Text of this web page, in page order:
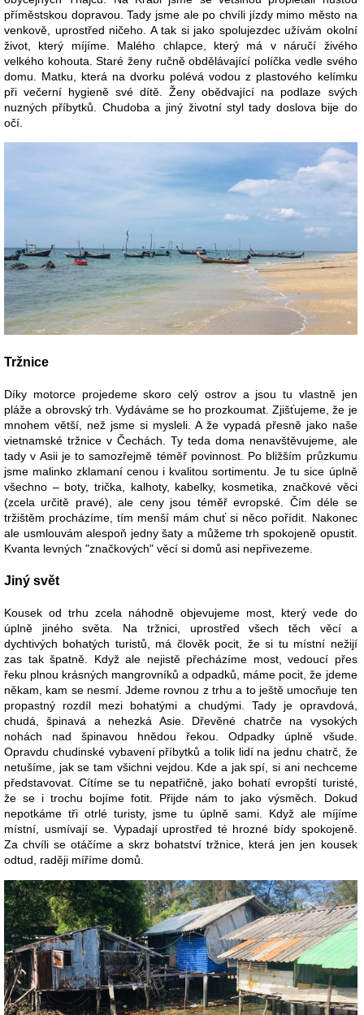
příměstskou dopravou. Tady jsme ale po chvíli jízdy mimo město na
venkově, uprostřed ničeho. A tak si jako spolujezdec užívám okolní
život, který míjíme. Malého chlapce, který má v náručí živého
velkého kohouta. Staré ženy ručně obdělávající políčka vedle svého
domu. Matku, která na dvorku polévá vodou z plastového kelímku
při večerní hygieně své dítě. Ženy obědvající na podlaze svých
nuzných příbytků. Chudoba a jiný životní styl tady doslova bije do
očí.
Tržnice
Díky motorce projedeme skoro celý ostrov a jsou tu vlastně jen
pláže a obrovský trh. Vydáváme se ho prozkoumat. Zjišťujeme, že je
mnohem větší, než jsme si mysleli. A že vypadá přesně jako naše
vietnamské tržnice v Čechách. Ty teda doma nenavštěvujeme, ale
tady v Asii je to samozřejmě téměř povinnost. Po bližším průzkumu
jsme malinko zklamaní cenou i kvalitou sortimentu. Je tu sice úplně
všechno – boty, trička, kalhoty, kabelky, kosmetika, značkové věci
(zcela určitě pravé), ale ceny jsou téměř evropské. Čím déle se
tržištěm procházíme, tím menší mám chuť si něco pořídit. Nakonec
ale usmlouvám alespoň jedny šaty a můžeme trh spokojeně opustit.
Kvanta levných "značkových" věcí si domů asi nepřivezeme.
Jiný svět
Kousek od trhu zcela náhodně objevujeme most, který vede do
úplně jiného světa. Na tržnici, uprostřed všech těch věcí a
dychtivých bohatých turistů, má člověk pocit, že si tu místní nežijí
zas tak špatně. Když ale nejistě přecházíme most, vedoucí přes
řeku plnou krásných mangrovníků a odpadků, máme pocit, že jdeme
někam, kam se nesmí. Jdeme rovnou z trhu a to ještě umocňuje ten
propastný rozdíl mezi bohatými a chudými. Tady je opravdová,
chudá, špinavá a nehezká Asie. Dřevěné chatrče na vysokých
nohách nad špinavou hnědou řekou. Odpadky úplně všude.
Opravdu chudinské vybavení příbytků a tolik lidí na jednu chatrč, že
netušíme, jak se tam všichni vejdou. Kde a jak spí, si ani nechceme
představovat. Cítíme se tu nepatřičně, jako bohatí evropští turisté,
že se i trochu bojíme fotit. Přijde nám to jako výsměch. Dokud
nepotkáme tři otrlé turisty, jsme tu úplně sami. Když ale míjíme
místní, usmívají se. Vypadají uprostřed té hrozné bídy spokojeně.
Za chvíli se otáčíme a skrz bohatství tržnice, která jen jen kousek
odtud, raději míříme domů.